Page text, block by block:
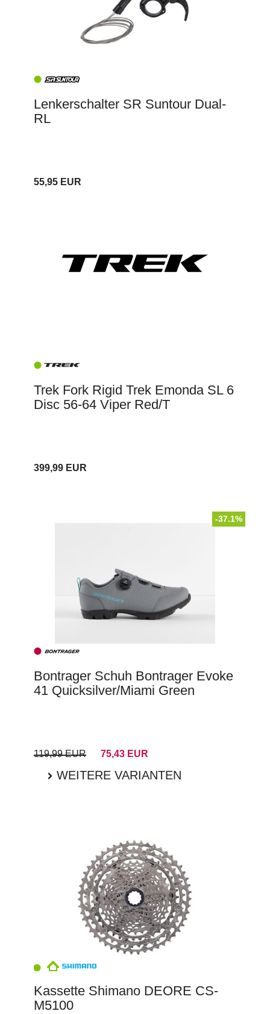
Lenkerschalter SR Suntour Dual-
RL
55,95 EUR
Trek Fork Rigid Trek Emonda SL 6
Disc 56-64 Viper Red/T
399,99 EUR
-37.1%
Bontrager Schuh Bontrager Evoke
41 Quicksilver/Miami Green
119,99 EUR 75,43 EUR
WEITERE VARIANTEN
Kassette Shimano DEORE CS-
M5100